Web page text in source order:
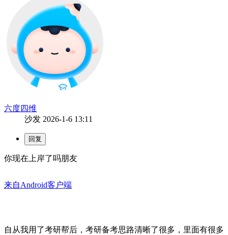
六度四维
沙发 2026-1-6 13:11
你现在上岸了吗朋友
来自Android客户端
自从我用了考研帮后，考研备考思路清晰了很多，里面有很多